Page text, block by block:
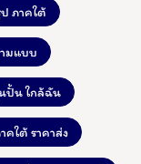
ภาคใต้
มแบบ
ปั้น ใกล้ฉัน
คใต้ ราคาส่ง